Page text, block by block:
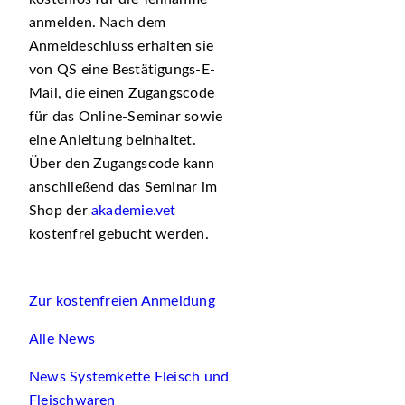
anmelden. Nach dem
Anmeldeschluss erhalten sie
von QS eine Bestätigungs-E-
Mail, die einen Zugangscode
für das Online-Seminar sowie
eine Anleitung beinhaltet.
Über den Zugangscode kann
anschließend das Seminar im
Shop der akademie.vet
kostenfrei gebucht werden.
Zur kostenfreien Anmeldung
Alle News
News Systemkette Fleisch und
Fleischwaren